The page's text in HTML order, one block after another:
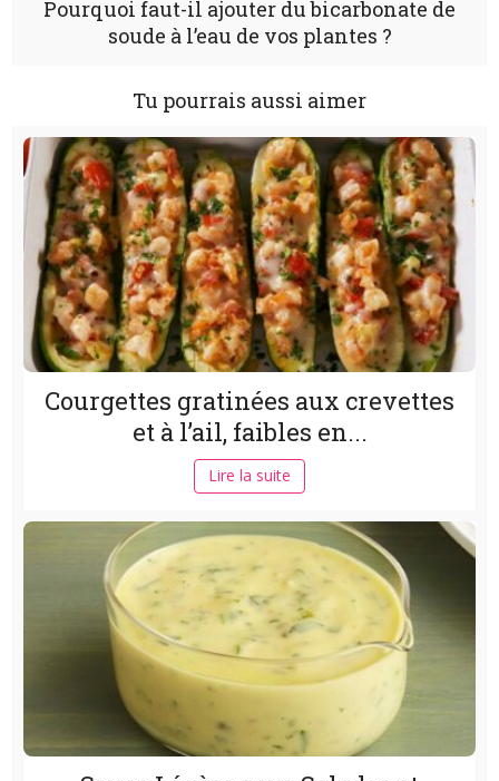
Pourquoi faut-il ajouter du bicarbonate de
soude à l’eau de vos plantes ?
Tu pourrais aussi aimer
Courgettes gratinées aux crevettes
et à l’ail, faibles en...
Lire la suite